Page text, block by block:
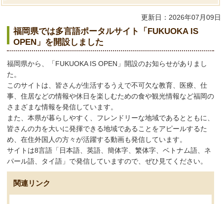
更新日：2026年07月09日
福岡県では多言語ポータルサイト「FUKUOKA IS
OPEN」を開設しました
福岡県から、「FUKUOKA IS OPEN」開設のお知らせがありまし
た。
このサイトは、皆さんが生活するうえで不可欠な教育、医療、仕
事、住居などの情報や休日を楽しむための食や観光情報など福岡の
さまざまな情報を発信しています。
また、本県が暮らしやすく、フレンドリーな地域であるとともに、
皆さんの力を大いに発揮できる地域であることをアピールするた
め、在住外国人の方々が活躍する動画も発信しています。
サイトは8言語「日本語、英語、簡体字、繁体字、ベトナム語、ネ
パール語、タイ語」で発信していますので、ぜひ見てください。
関連リンク